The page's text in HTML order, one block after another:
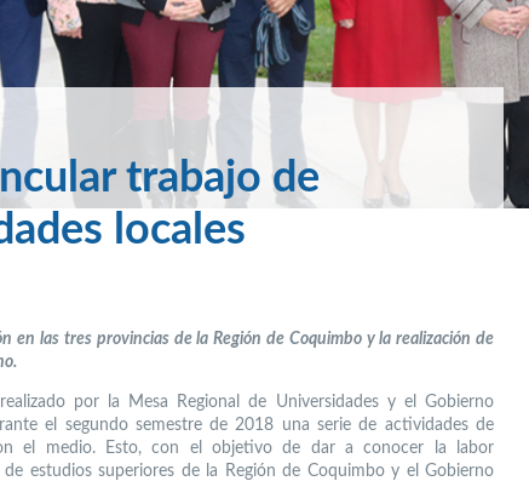
trabajo de
locales
en las tres provincias de la Región de Coquimbo y la realización de
por la Mesa Regional de Universidades y el Gobierno
el segundo semestre de 2018 una serie de actividades de
el medio. Esto, con el objetivo de dar a conocer la labor
de estudios superiores de la Región de Coquimbo y el Gobierno